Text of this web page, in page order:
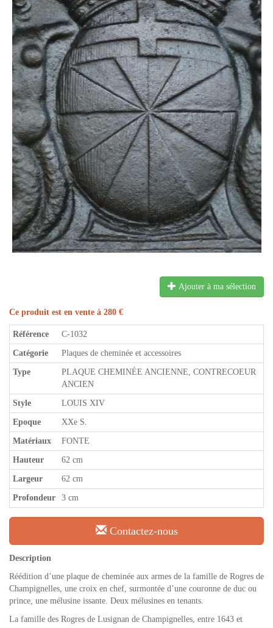
Ajouter à ma sélection
Ce produit est en vente à 280 €
Référence C-1032
Catégorie Plaques de cheminée et accessoires
Type
PLAQUE CHEMINÉE ANCIENNE, CONTRECOEUR
ANCIEN
Style LOUIS XIV
Epoque XXe S.
Matériaux FONTE
Hauteur 62 cm
Largeur 62 cm
Profondeur 3 cm
Contactez-nous
Description
Réédition d’une plaque de cheminée aux armes de la famille de Rogres de
Champignelles, une croix en chef, surmontée d’une couronne de duc ou
prince, une mélusine issante. Deux mélusines en tenants.
La famille des Rogres de Lusignan de Champignelles, entre 1643 et